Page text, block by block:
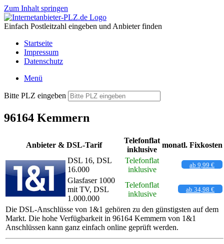
Zum Inhalt springen
Einfach Postleitzahl eingeben und Anbieter finden
Startseite
Impressum
Datenschutz
Menü
Bitte PLZ eingeben
96164 Kemmern
Anbieter & DSL-Tarif
Telefonflat
inklusive
monatl. Fixkosten
DSL 16, DSL
16.000
Telefonflat
inklusive
ab 9,99 €
Glasfaser 1000
mit TV, DSL
1.000.000
Telefonflat
inklusive
ab 34,98 €
Die DSL-Anschlüsse von 1&1 gehören zu den günstigsten auf dem
Markt. Die hohe Verfügbarkeit in 96164 Kemmern von 1&1
Anschlüssen kann ganz einfach online geprüft werden.